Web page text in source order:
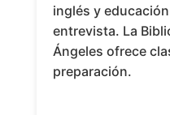
inglés y
entrevista. La
Ángeles ofrece
preparación.